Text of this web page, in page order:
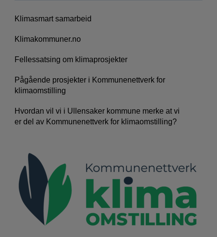
Klimasmart samarbeid
Klimakommuner.no
Fellessatsing om klimaprosjekter
Pågående prosjekter i Kommunenettverk for
klimaomstilling
Hvordan vil vi i Ullensaker kommune merke at vi
er del av Kommunenettverk for klimaomstilling?